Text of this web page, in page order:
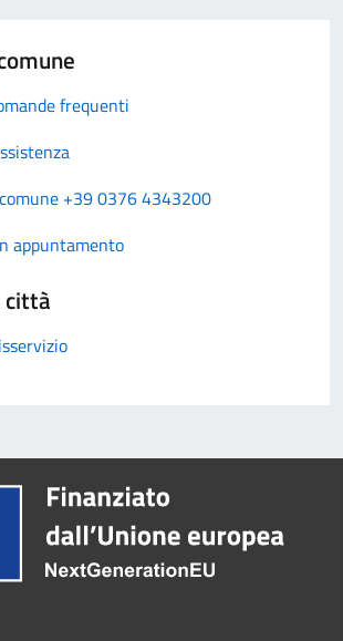
frequenti
+39 0376 4343200
appuntamento
città